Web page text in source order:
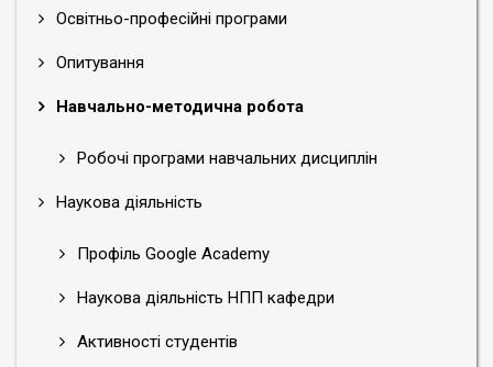
Освітньо-професійні програми
Опитування
Навчально-методична робота
Робочі програми навчальних дисциплін
Наукова діяльність
Профіль Google Academy
Наукова діяльність НПП кафедри
Активності студентів